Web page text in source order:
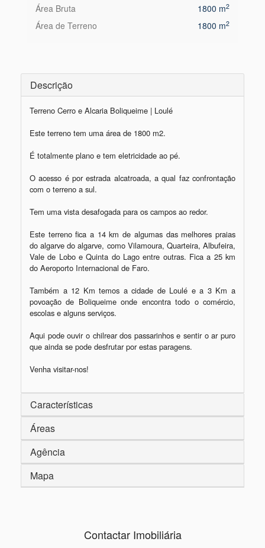
Área Bruta 1800 m2
Área de Terreno 1800 m2
Descrição
Terreno Cerro e Alcaria Boliqueime | Loulé
Este terreno tem uma área de 1800 m2.
É totalmente plano e tem eletricidade ao pé.
O acesso é por estrada alcatroada, a qual faz confrontação
com o terreno a sul.
Tem uma vista desafogada para os campos ao redor.
Este terreno fica a 14 km de algumas das melhores praias
do algarve do algarve, como Vilamoura, Quarteira, Albufeira,
Vale de Lobo e Quinta do Lago entre outras. Fica a 25 km
do Aeroporto Internacional de Faro.
Também a 12 Km temos a cidade de Loulé e a 3 Km a
povoação de Boliqueime onde encontra todo o comércio,
escolas e alguns serviços.
Aqui pode ouvir o chilrear dos passarinhos e sentir o ar puro
que ainda se pode desfrutar por estas paragens.
Venha visitar-nos!
Características
Áreas
Agência
Mapa
Contactar Imobiliária